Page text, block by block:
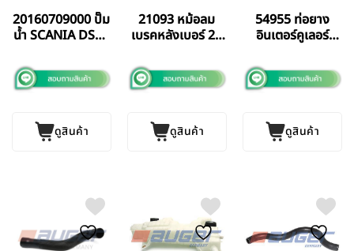
20160709000 ปั๊ม
น้ำ SCANIA DS94
ดูสินค้า
21093 หม้อลม
เบรคหลังเบอร์ 27
ดูสินค้า
54955 ท่อยาง
อินเตอร์คูเลอร์
AUGER
GERMANY แท้
ดูสินค้า